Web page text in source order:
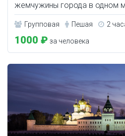
жемчужины города в одном
Групповая Пешая 2
1000 ₽ за человека